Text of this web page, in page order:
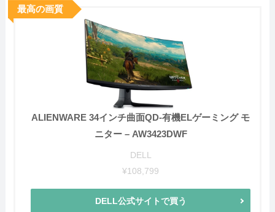
ALIENWARE 34インチ曲面QD-有機ELゲーミング モ
ニター – AW3423DWF
DELL
¥108,799
DELL公式サイトで買う
最高の画質